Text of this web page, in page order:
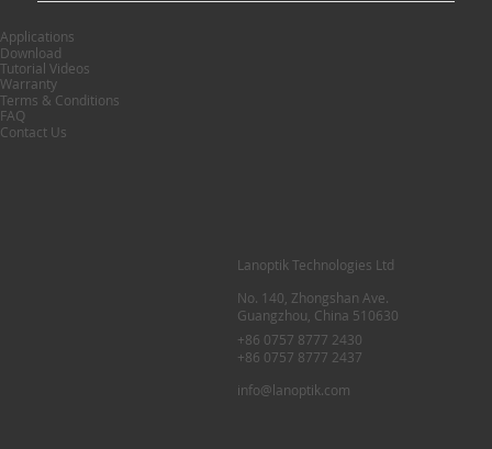
Lanoptik Technologies Ltd
No. 140, Zhongshan Ave.
Guangzhou, China 510630
+86 0757 8777 2430
+86 0757 8777 2437
info@lanoptik.com
Applications
Download
Tutorial Videos
Warranty
Terms & Conditions
FAQ
Contact Us